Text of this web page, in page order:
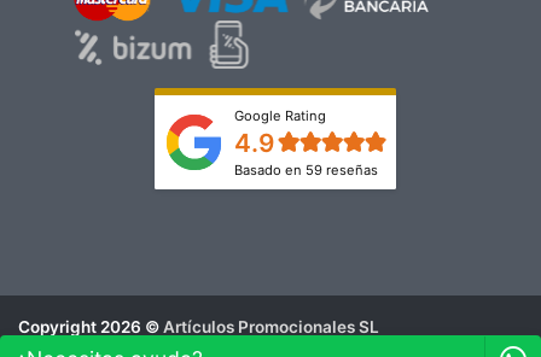
Google Rating
4.9
Basado en 59 reseñas
Copyright 2026 ©Artículos Promocionales SL
Aviso Legal